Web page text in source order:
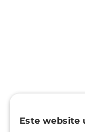
Este website